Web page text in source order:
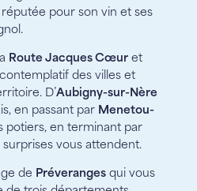
réputée pour son vin et ses
Route Jacques Cœur et
des villes et
D’Aubigny-sur-Nère
en passant par Menetou-
potiers, en terminant par
surprises vous attendent.
de Préveranges qui vous